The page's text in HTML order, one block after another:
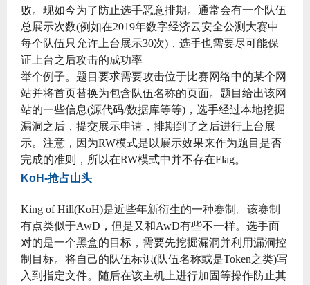
败。现如今为了防止选手恶意排期。通常会有一个队伍
总展示次数(例如在2019年数字经济云安全公测大赛中
每个队伍只允许上台展示30次)，选手也需要尽可能保
证上台之后攻击的成功率
举个例子。题目要求需要攻击位于比赛网络中的某个网
站并将首页替换为包含队伍名称的页面。题目给出该网
站的一些信息(源代码/数据库等等)，选手经过本地挖掘
漏洞之后，提交展示申请，排期到了之后进行上台展
示。注意，因为RW模式是以展示效果来作为题目是否
完成的准则，所以在RW模式中并不存在Flag。
KoH-抢占山头
King of Hill(KoH)是近些年新衍生的一种赛制。该赛制
有点类似于AwD，但是又和AwD有些不一样。选手面
对的是一个黑盒的目标，需要先挖掘漏洞并利用漏洞控
制目标。将自己的队伍标识(队伍名称或是Token之类)写
入到指定文件。随后在该主机上进行加固等操作防止其